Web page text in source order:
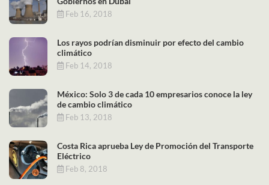
Feb 16, 2018
Los rayos podrían disminuir por efecto del cambio
climático
Feb 14, 2018
México: Solo 3 de cada 10 empresarios conoce la ley
de cambio climático
Feb 13, 2018
Costa Rica aprueba Ley de Promoción del Transporte
Eléctrico
Feb 8, 2018